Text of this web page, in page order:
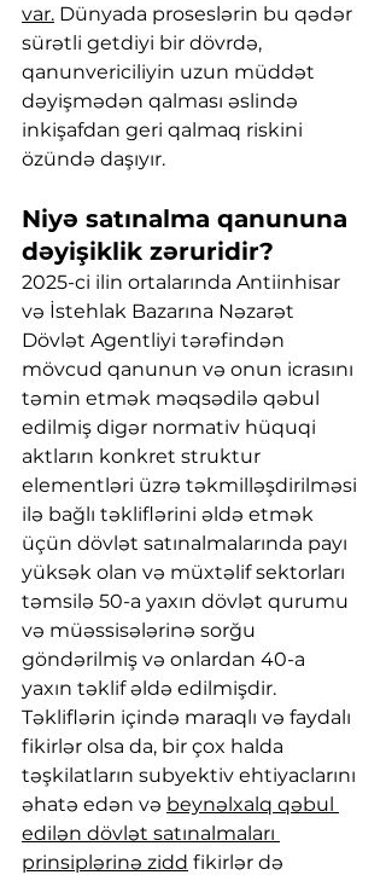
var. Dünyada proseslərin bu qədər
sürətli getdiyi bir dövrdə,
qanunvericiliyin uzun müddət
dəyişmədən qalması əslində
inkişafdan geri qalmaq riskini
özündə daşıyır.
Niyə satınalma qanununa
dəyişiklik zəruridir?
2025-ci ilin ortalarında Antiinhisar
və İstehlak Bazarına Nəzarət
Dövlət Agentliyi tərəfindən
mövcud qanunun və onun icrasını
təmin etmək məqsədilə qəbul
edilmiş digər normativ hüquqi
aktların konkret struktur
elementləri üzrə təkmilləşdirilməsi
ilə bağlı təkliflərini əldə etmək
üçün dövlət satınalmalarında payı
yüksək olan və müxtəlif sektorları
təmsilə 50-a yaxın dövlət qurumu
və müəssisələrinə sorğu
göndərilmiş və onlardan 40-a
yaxın təklif əldə edilmişdir.
Təkliflərin içində maraqlı və faydalı
fikirlər olsa da, bir çox halda
təşkilatların subyektiv ehtiyaclarını
əhatə edən və beynəlxalq qəbul
edilən dövlət satınalmaları
prinsiplərinə zidd fikirlər də